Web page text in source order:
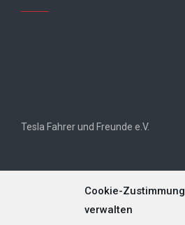
Cookie-Zustimmung
verwalten
Tesla Fahrer und Freunde e.V.